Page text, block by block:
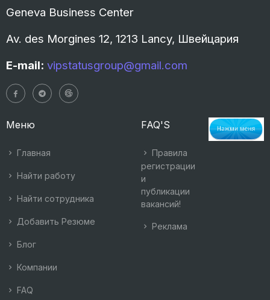
Geneva Business Center
Av. des Morgines 12, 1213 Lancy, Швейцария
E-mail: vipstatusgroup@gmail.com
Меню
Главная
Найти работу
Найти сотрудника
Добавить Резюме
Блог
Компании
FAQ
FAQ'S
Правила
регистрации
и
публикации
вакансий!
Реклама